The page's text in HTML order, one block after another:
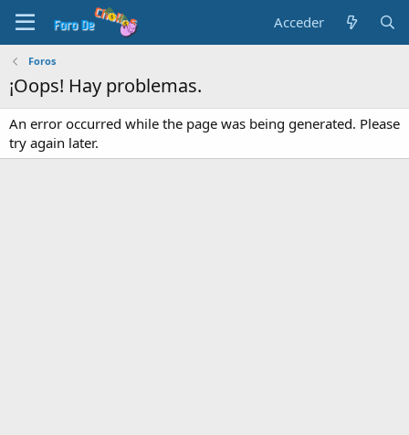
Acceder
Foros
¡Oops! Hay problemas.
An error occurred while the page was being generated. Please
try again later.